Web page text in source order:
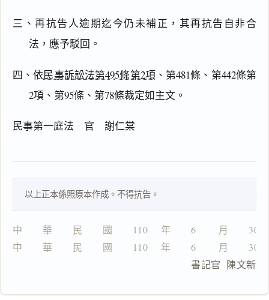
三、再抗告人逾期迄今仍未補正，其再抗告自非合
法，應予駁回。
四、依民事訴訟法第495條第2項、第481條、第442條第
2項、第95條、第78條裁定如主文。
民事第一庭法 官 謝仁棠
以上正本係照原本作成。不得抗告。
中　　華　　民　　國　　110 　年　　6 　　月　　30
中　　華　　民　　國　　110 　年　　6 　　月　　30
                                書記官  陳文新